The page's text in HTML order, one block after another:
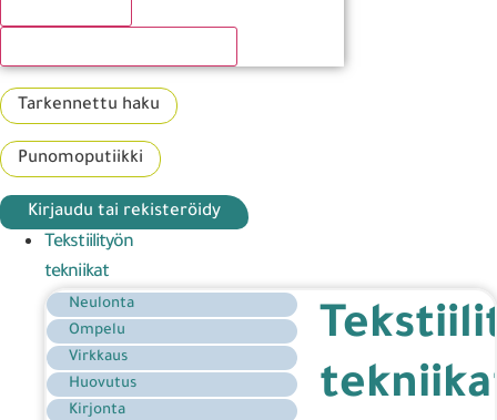
Tarkennettu haku
Punomoputiikki
Kirjaudu tai rekisteröidy
Tekstiilityön
tekniikat
Neulonta
Ompelu
Virkkaus
Huovutus
Kirjonta